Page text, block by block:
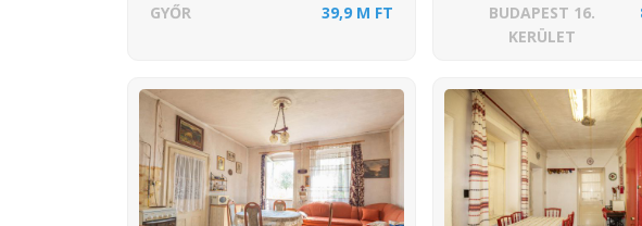
GYŐR 39,9 M FT
BUDAPEST 16.
KERÜLET